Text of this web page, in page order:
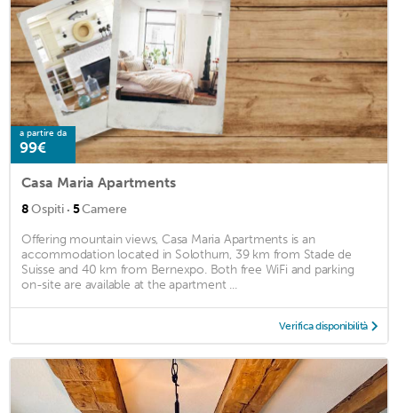
a partire da
99€
Casa Maria Apartments
8Ospiti · 5Camere
Offering mountain views, Casa Maria Apartments is an
accommodation located in Solothurn, 39 km from Stade de
Suisse and 40 km from Bernexpo. Both free WiFi and parking
on-site are available at the apartment ...
Verifica disponibilità